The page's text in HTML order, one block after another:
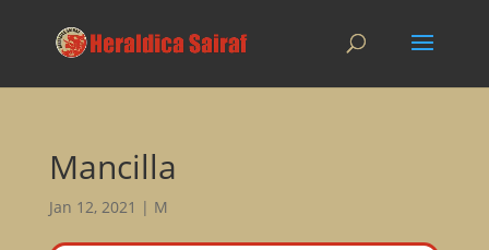
Mancilla
Jan 12, 2021 | M